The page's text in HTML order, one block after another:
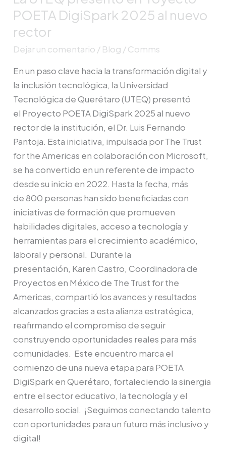
POETA DigiSpark 2025 al nuevo
rector
Dejar un comentario / Blog /Comms
En un paso clave hacia la transformación digital y
la inclusión tecnológica, la Universidad
Tecnológica de Querétaro (UTEQ) presentó
el Proyecto POETA DigiSpark 2025 al nuevo
rector de la institución, el Dr. Luis Fernando
Pantoja. Esta iniciativa, impulsada por The Trust
for the Americas en colaboración con Microsoft,
se ha convertido en un referente de impacto
desde su inicio en 2022. Hasta la fecha, más
de 800 personas han sido beneficiadas con
iniciativas de formación que promueven
habilidades digitales, acceso a tecnología y
herramientas para el crecimiento académico,
laboral y personal. Durante la
presentación, Karen Castro, Coordinadora de
Proyectos en México de The Trust for the
Americas, compartió los avances y resultados
alcanzados gracias a esta alianza estratégica,
reafirmando el compromiso de seguir
construyendo oportunidades reales para más
comunidades. Este encuentro marca el
comienzo de una nueva etapa para POETA
DigiSpark en Querétaro, fortaleciendo la sinergia
entre el sector educativo, la tecnología y el
desarrollo social. ¡Seguimos conectando talento
con oportunidades para un futuro más inclusivo y
digital!